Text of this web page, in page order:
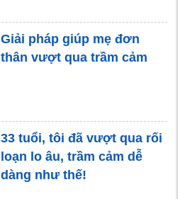
Giải pháp giúp mẹ đơn
thân vượt qua trầm cảm
33 tuổi, tôi đã vượt qua rối
loạn lo âu, trầm cảm dễ
dàng như thế!